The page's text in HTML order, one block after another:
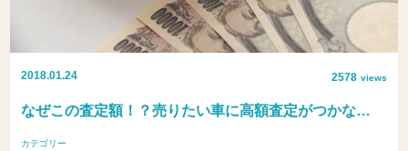
2018.01.24 2578 views
なぜこの査定額！？売りたい車に高額査定がつかな…
カテゴリー